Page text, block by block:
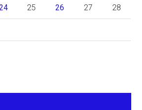
25 26 27 28